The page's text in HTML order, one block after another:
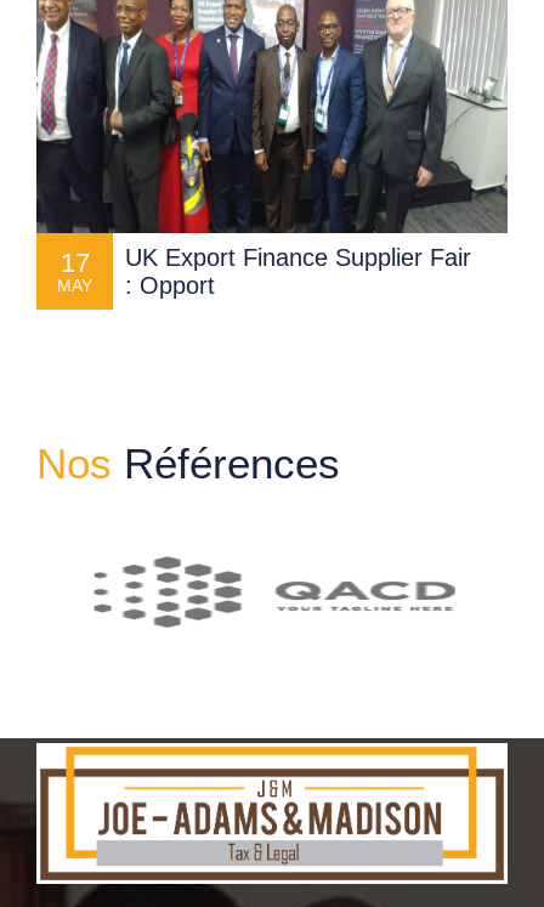
17
MAY
UK Export Finance Supplier Fair
: Opport
Nos Références